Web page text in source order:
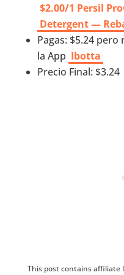
$2.00/1 Persil
Detergent —
Pagas: $5.24 pero
la App Ibotta
Precio Final: $3.24
This post contains affiliate